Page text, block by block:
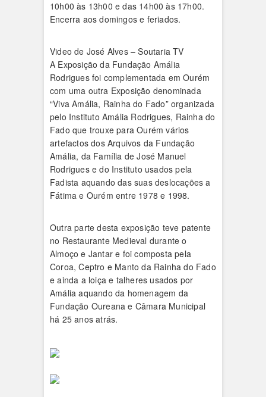
10h00 às 13h00 e das 14h00 às 17h00.
Encerra aos domingos e feriados.
Video de José Alves – Soutaria TV
A Exposição da Fundação Amália
Rodrigues foi complementada em Ourém
com uma outra Exposição denominada
“Viva Amália, Rainha do Fado” organizada
pelo Instituto Amália Rodrigues, Rainha do
Fado que trouxe para Ourém vários
artefactos dos Arquivos da Fundação
Amália, da Família de José Manuel
Rodrigues e do Instituto usados pela
Fadista aquando das suas deslocações a
Fátima e Ourém entre 1978 e 1998.
Outra parte desta exposição teve patente
no Restaurante Medieval durante o
Almoço e Jantar e foi composta pela
Coroa, Ceptro e Manto da Rainha do Fado
e ainda a loiça e talheres usados por
Amália aquando da homenagem da
Fundação Oureana e Câmara Municipal
há 25 anos atrás.